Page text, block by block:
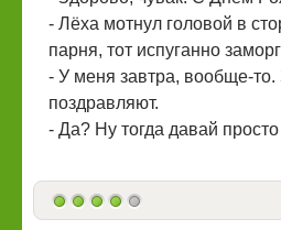
- Лёха мотнул головой в
парня, тот испуганно
- У меня завтра, вообще-
поздравляют.
- Да? Ну тогда давай просто